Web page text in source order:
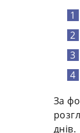
За
днів.